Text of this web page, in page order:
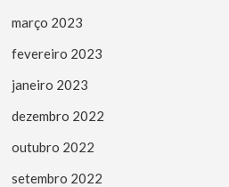
março 2023
fevereiro 2023
janeiro 2023
dezembro 2022
outubro 2022
setembro 2022